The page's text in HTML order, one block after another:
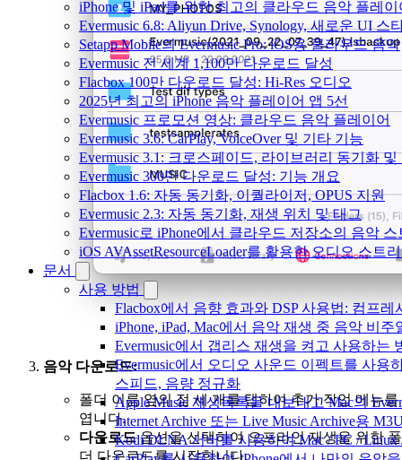
iPhone 및 iPad를 위한 최고의 클라우드 음악 플레이
Evermusic 6.8: Aliyun Drive, Synology, 새로운 UI 스
Setapp Mobile의 Evermusic Pro: iOS용 클라우드 음악
Evermusic 전 세계 1,100만 다운로드 달성
Flacbox 100만 다운로드 달성: Hi-Res 오디오
2025년 최고의 iPhone 음악 플레이어 앱 5선
Evermusic 프로모션 영상: 클라우드 음악 플레이어
Evermusic 3.6: CarPlay, VoiceOver 및 기타 기능
Evermusic 3.1: 크로스페이드, 라이브러리 동기화 및
Evermusic 300만 다운로드 달성: 기능 개요
Flacbox 1.6: 자동 동기화, 이퀄라이저, OPUS 지원
Evermusic 2.3: 자동 동기화, 재생 위치 및 태그
Evermusic로 iPhone에서 클라우드 저장소의 음악
iOS AVAssetResourceLoader를 활용한 오디오 스트
문서
사용 방법
Flacbox에서 음향 효과와 DSP 사용법: 컴프
iPhone, iPad, Mac에서 음악 재생 중 음악 비
Evermusic에서 갭리스 재생을 켜고 사용하는
Evermusic에서 오디오 사운드 이펙트를 사용
스피드, 음량 정규화
Apple Music 재생목록을 내보내고 Mac의
Internet Archive 또는 Live Music Archive용
Kodi DLNA 서버를 사용하여 Mac / PC /
음악 다운로드:
폴더 이름 옆의 점 세 개를 탭하여 추가 작업 메뉴를
엽니다.
다운로드옵션을 선택하여 오프라인 재생을 위한 폴
더 다운로드를 시작합니다.